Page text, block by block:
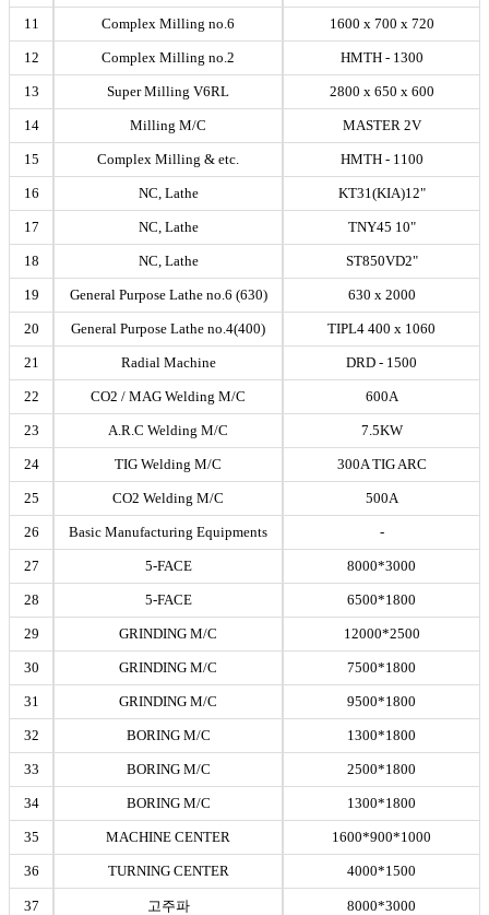
11 Complex Milling no.6 1600 x 700 x 720
12 Complex Milling no.2 HMTH - 1300
13 Super Milling V6RL 2800 x 650 x 600
14 Milling M/C MASTER 2V
15 Complex Milling & etc. HMTH - 1100
16 NC, Lathe KT31(KIA)12"
17 NC, Lathe TNY45 10"
18 NC, Lathe ST850VD2"
19 General Purpose Lathe no.6 (630) 630 x 2000
20 General Purpose Lathe no.4(400) TIPL4 400 x 1060
21 Radial Machine DRD - 1500
22 CO2 / MAG Welding M/C 600A
23 A.R.C Welding M/C 7.5KW
24 TIG Welding M/C 300A TIG ARC
25 CO2 Welding M/C 500A
26 Basic Manufacturing Equipments -
27 5-FACE 8000*3000
28 5-FACE 6500*1800
29 GRINDING M/C 12000*2500
30 GRINDING M/C 7500*1800
31 GRINDING M/C 9500*1800
32 BORING M/C 1300*1800
33 BORING M/C 2500*1800
34 BORING M/C 1300*1800
35 MACHINE CENTER 1600*900*1000
36 TURNING CENTER 4000*1500
37 고주파 8000*3000